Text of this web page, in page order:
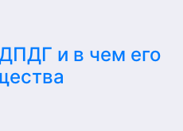
и в чем его